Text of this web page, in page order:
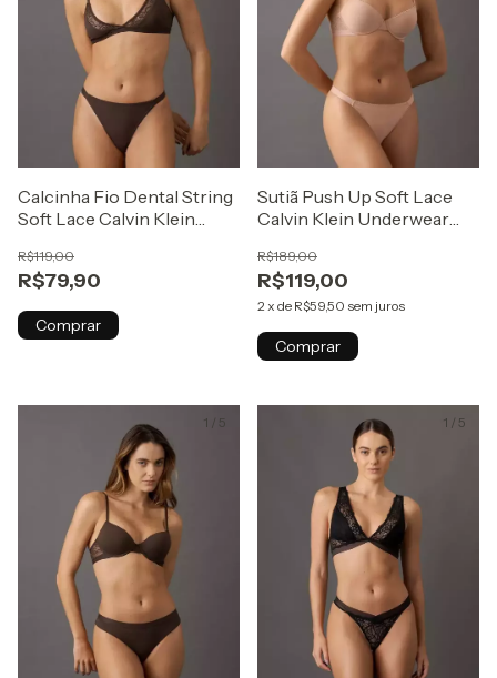
Calcinha Fio Dental String
Soft Lace Calvin Klein
R$79,90
R$119,00
Comprar
Sutiã Push Up Soft Lace
Calvin Klein Underwear
R$119,00
R$189,00
2 x de R$59,50 sem juros
Comprar
1 / 5 1 / 5